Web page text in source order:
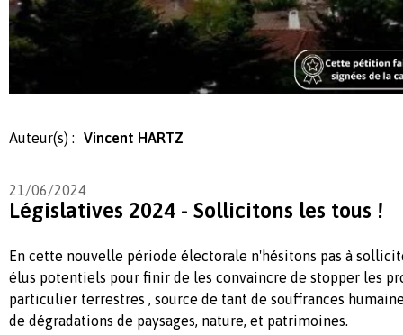
Auteur(s) : Vincent HARTZ
21/06/2024
Législatives 2024 - Sollicitons les tous !
En cette nouvelle période électorale n'hésitons pas à
élus potentiels pour finir de les convaincre de stopper les
particulier terrestres , source de tant de souffrances
de dégradations de paysages, nature, et patrimoines.